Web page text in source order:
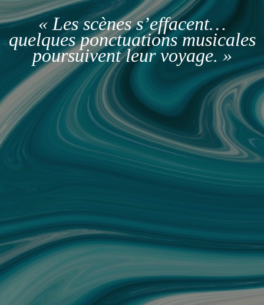
« Les scènes s’effacent…
quelques ponctuations musicales
poursuivent leur voyage. »